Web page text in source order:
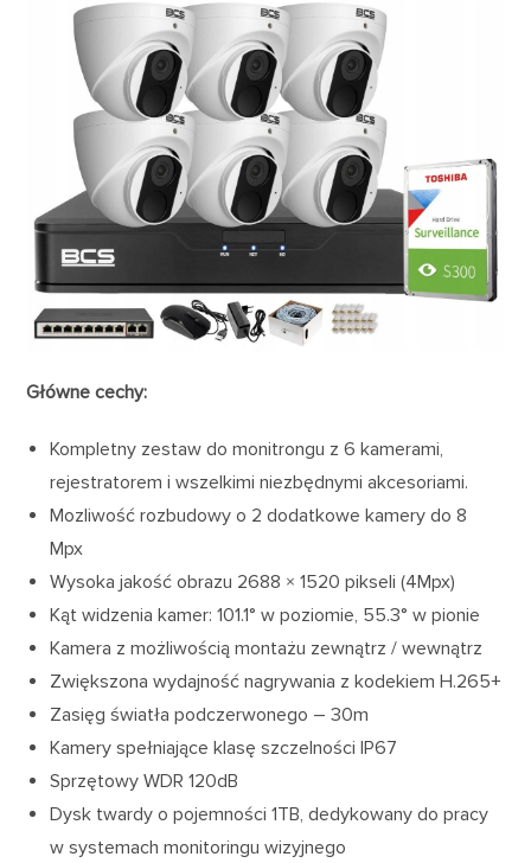
Główne cechy:
Kompletny zestaw do monitrongu z 6 kamerami,
rejestratorem i wszelkimi niezbędnymi akcesoriami.
Mozliwość rozbudowy o 2 dodatkowe kamery do 8
Mpx
Wysoka jakość obrazu 2688 × 1520 pikseli (4Mpx)
Kąt widzenia kamer: 101.1° w poziomie, 55.3° w pionie
Kamera z możliwością montażu zewnątrz / wewnątrz
Zwiększona wydajność nagrywania z kodekiem H.265+
Zasięg światła podczerwonego – 30m
Kamery spełniające klasę szczelności IP67
Sprzętowy WDR 120dB
Dysk twardy o pojemności 1TB, dedykowany do pracy
w systemach monitoringu wizyjnego